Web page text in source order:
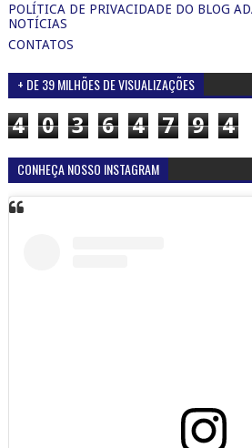
POLÍTICA DE PRIVACIDADE DO BLOG
NOTÍCIAS
CONTATOS
+ DE 39 MILHÕES DE VISUALIZAÇÕES
4 0 3 6 4 7 9 4
CONHEÇA NOSSO INSTAGRAM